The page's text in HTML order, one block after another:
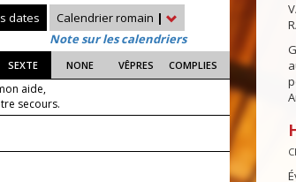
dates Calendrier romain |
Note sur les calendriers
SEXTE NONE VÊPRES COMPLIES
aide,
secours.